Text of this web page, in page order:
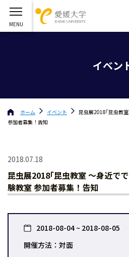
イベン
ホーム イベント
昆虫展2018｢昆虫教
参加者募集！告知
2018.07.18
昆虫展2018｢昆虫教室 〜身近で
験教室 参加者募集！告知
2018-08-04 ~ 2018-08-05
開催方法：対面